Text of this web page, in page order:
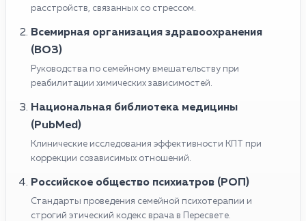
расстройств, связанных со стрессом.
Всемирная организация здравоохранения
(ВОЗ)
Руководства по семейному вмешательству при
реабилитации химических зависимостей.
Национальная библиотека медицины
(PubMed)
Клинические исследования эффективности КПТ при
коррекции созависимых отношений.
Российское общество психиатров (РОП)
Стандарты проведения семейной психотерапии и
строгий этический кодекс врача в Пересвете.